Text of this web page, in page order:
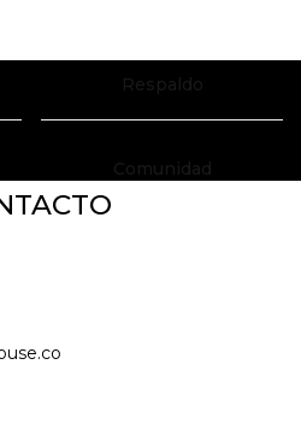
Respaldo
Comunidad
to login.